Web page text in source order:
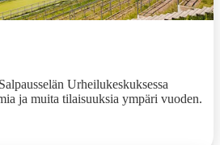
Urheilukeskuksessa
ja muita tilaisuuksia ympäri vuoden.